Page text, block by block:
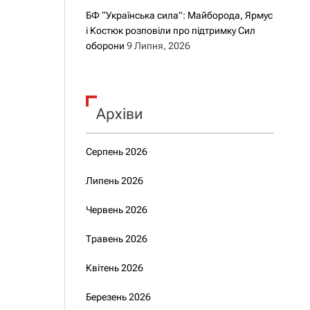
БФ “Українська сила”: Майборода, Ярмус
і Костюк розповіли про підтримку Сил
оборони 9 Липня, 2026
Архіви
Серпень 2026
Липень 2026
Червень 2026
Травень 2026
Квітень 2026
Березень 2026